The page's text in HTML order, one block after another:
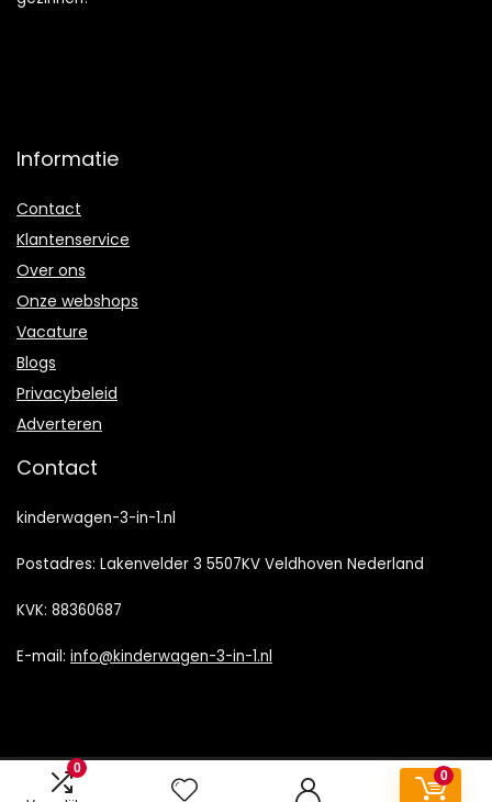
0
0
Informatie
Contact
Klantenservice
Over ons
Onze webshops
Vacature
Blogs
Privacybeleid
Adverteren
Contact
kinderwagen-3-in-1.nl
Postadres: Lakenvelder 3 5507KV Veldhoven Nederland
KVK: 88360687
E-mail: info@kinderwagen-3-in-1.nl
2022 © Kinderwagen-3-in-1.nl Alle rechten voorbehouden